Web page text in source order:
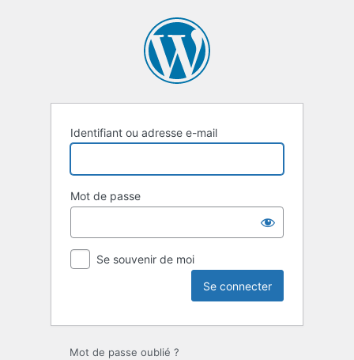
Identifiant ou adresse e-mail
Mot de passe
Se souvenir de moi
Mot de passe oublié ?